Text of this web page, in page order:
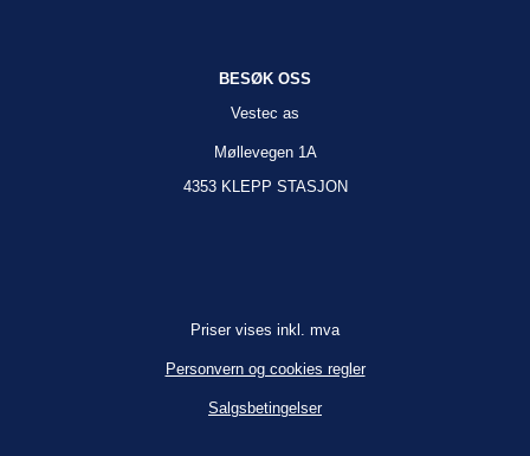
BESØK OSS
Vestec as
Møllevegen 1A
4353 KLEPP STASJON
Priser vises inkl. mva
Personvern og cookies regler
Salgsbetingelser